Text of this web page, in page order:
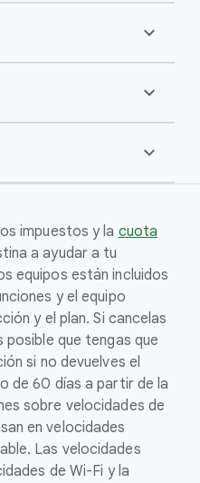
expand_more
expand_more
expand_more
impuestos y la cuota
a ayudar a tu
equipos están incluidos
y el equipo
y el plan. Si cancelas
que tengas que
si no devuelves el
de 60 días a partir de la
sobre velocidades de
en velocidades
Las velocidades
de Wi-Fi y la